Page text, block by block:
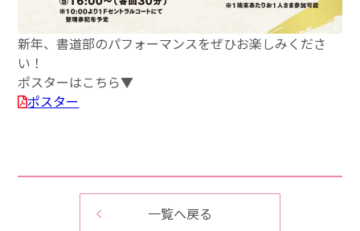
新年、書道部のパフォーマンスをぜひお楽しみくださ
い！
ポスターはこちら▼
ポスター
一覧へ戻る